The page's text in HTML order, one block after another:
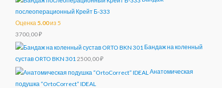
послеоперационный Крейт Б-333
Оценка 5.00из 5
3700,00₽
Бандаж на коленный
сустав ORTO BKN 3012500,00₽
Анатомическая
подушка “OrtoCorrect” IDEAL